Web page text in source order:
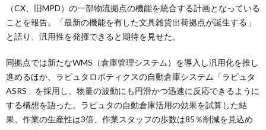
（CX、旧MPD）の一部物流拠点の機能を統合する計画となっている
ことを報告。「最新の機能を有した文具雑貨出荷拠点が誕生する」
と語り、汎用性を発揮できると期待を見せた。
同拠点では新たなWMS（倉庫管理システム）を導入し汎用化を推し
進めるほか、ラピュタロボティクスの自動倉庫システム「ラピュタ
ASRS」を採用し、物量の波動にも円滑かつ迅速に反応できるように
する構想を語った。ラピュタの自動倉庫活用の効果を試算した結
果、作業の生産性は3倍、作業スタッフの歩数は85％削減を見込め